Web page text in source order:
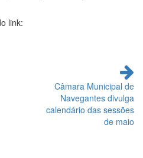
link:
Câmara Municipal de
Navegantes divulga
calendário das sessões
de maio